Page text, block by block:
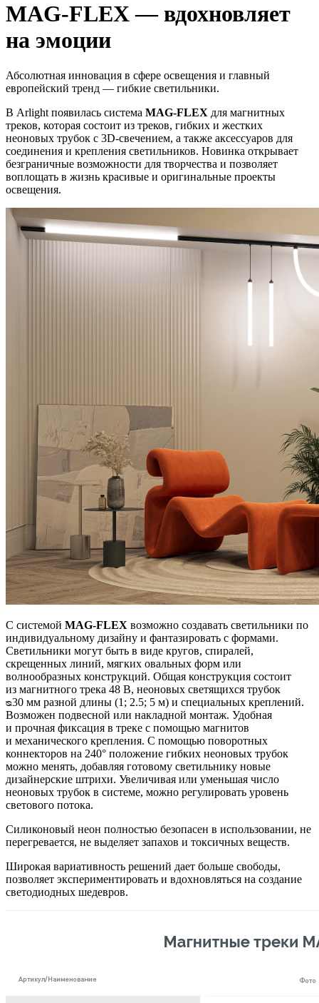
MAG-FLEX — вдохновляет
на эмоции
Абсолютная инновация в сфере освещения и главный
европейский тренд — гибкие светильники.
В Arlight появилась система MAG-FLEX для магнитных
треков, которая состоит из треков, гибких и жестких
неоновых трубок с 3D-свечением, а также аксессуаров для
соединения и крепления светильников. Новинка открывает
безграничные возможности для творчества и позволяет
воплощать в жизнь красивые и оригинальные проекты
освещения.
С системой MAG-FLEX возможно создавать светильники по
индивидуальному дизайну и фантазировать с формами.
Светильники могут быть в виде кругов, спиралей,
скрещенных линий, мягких овальных форм или
волнообразных конструкций. Общая конструкция состоит
из магнитного трека 48 В, неоновых светящихся трубок
ᴓ30 мм разной длины (1; 2.5; 5 м) и специальных креплений.
Возможен подвесной или накладной монтаж. Удобная
и прочная фиксация в треке с помощью магнитов
и механического крепления. С помощью поворотных
коннекторов на 240° положение гибких неоновых трубок
можно менять, добавляя готовому светильнику новые
дизайнерские штрихи. Увеличивая или уменьшая число
неоновых трубок в системе, можно регулировать уровень
светового потока.
Силиконовый неон полностью безопасен в использовании, не
перегревается, не выделяет запахов и токсичных веществ.
Широкая вариативность решений дает больше свободы,
позволяет экспериментировать и вдохновляться на создание
светодиодных шедевров.